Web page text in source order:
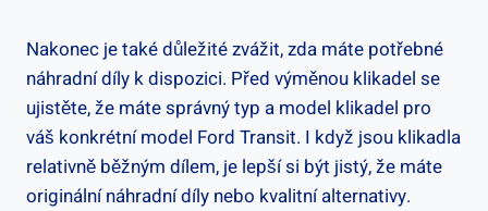
Nakonec je také důležité zvážit,⁣ zda máte potřebné
⁢náhradní díly k dispozici. Před výměnou klikadel se
ujistěte, že máte správný typ a⁣ model klikadel pro
váš⁣ konkrétní model⁤ Ford Transit. I když jsou klikadla⁢
relativně běžným dílem,⁢ je​ lepší si ‍být⁤ jistý, že máte
originální náhradní díly nebo‍ kvalitní alternativy.